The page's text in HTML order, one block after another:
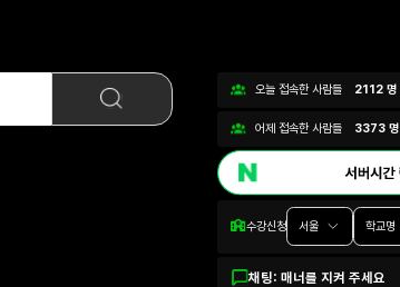
오늘 접속한 사람들 2112명
어제 접속한 사람들 3373명
수강신청 서울 학교명
채팅: 매너를 지켜 주세요